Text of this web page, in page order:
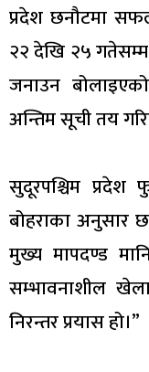
प्रदेश छनौटमा
२२ देखि २५ गतेसम्म
जनाउन
अन्तिम सूची तय
सुदूरपश्चिम
बोहराका अनुसार
मुख्य मापदण्ड
सम्भावनाशील
निरन्तर प्रयास हो।”